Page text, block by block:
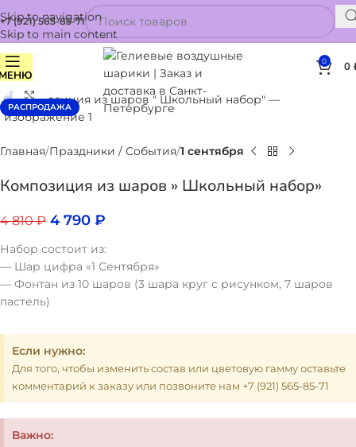
Skip to navigation
Skip to main content
+7 (921) 565-85-71
0 0
РАСПРОДАЖА
Нажмите, чтобы увеличить
Главная Праздники / События 1 сентября
Композиция из шаров » Школьный набор»
4 810₽ 4 790 ₽
Набор состоит из:
— Шар цифра «1 Сентября»
— Фонтан из 10 шаров (3 шара круг с рисунком, 7 шаров
пастель)
Если нужно:
Для того, чтобы изменить состав или цветовую гамму оставьте
комментарий к заказу или позвоните нам +7 (921) 565-85-71
Важно: